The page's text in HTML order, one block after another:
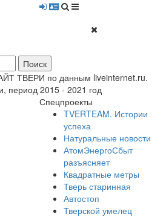
ТВЕРИ по данным liveinternet.ru.
период 2015 - 2021 год
Спецпроекты
TVERTEAM. Истории
успеха
Натуральные новости
АтомЭнергоСбыт
разъясняет
Квадратные метры
Тверь старинная
Автостоп
Тверской умелец